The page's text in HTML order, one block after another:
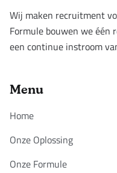
Wij maken recruitment
Formule bouwen we
een continue instroom
Menu
Home
Onze Oplossing
Onze Formule